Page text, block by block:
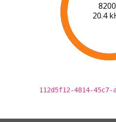
20.6
112d5f12-4814-45c7-